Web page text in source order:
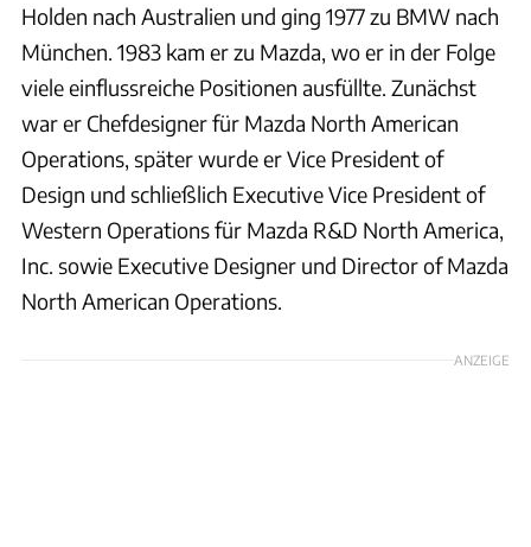
Holden nach Australien und ging 1977 zu BMW nach
München. 1983 kam er zu Mazda, wo er in der Folge
viele einflussreiche Positionen ausfüllte. Zunächst
war er Chefdesigner für Mazda North American
Operations, später wurde er Vice President of
Design und schließlich Executive Vice President of
Western Operations für Mazda R&D North America,
Inc. sowie Executive Designer und Director of Mazda
North American Operations.
ANZEIGE